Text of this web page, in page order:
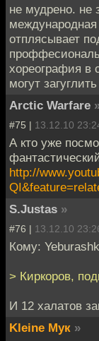
не мудрено. не
отплясывает
хореография в
могут
Arctic Warfare
#75 | 13.12.10
А кто уже
http://
S.Justas »
#76 | 13.12.10
Кому:
> Киркоров,
И 12 халатов
Kleine Мук »